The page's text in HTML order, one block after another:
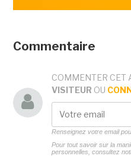
Commentaire
COMMENTER CET
VISITEUR OU
Renseignez votre email
Pour tout savoir sur la
personnelles, consultez